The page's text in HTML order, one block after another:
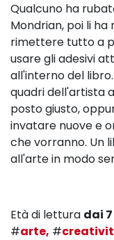
Qualcuno ha
Mondrian, poi li
rimettere tutto a
usare gli adesivi
all'interno del
quadri dell'artista
posto giusto,
invatare nuove e
che vorranno. Un
all'arte in modo
Età di lettura dai
#arte, #